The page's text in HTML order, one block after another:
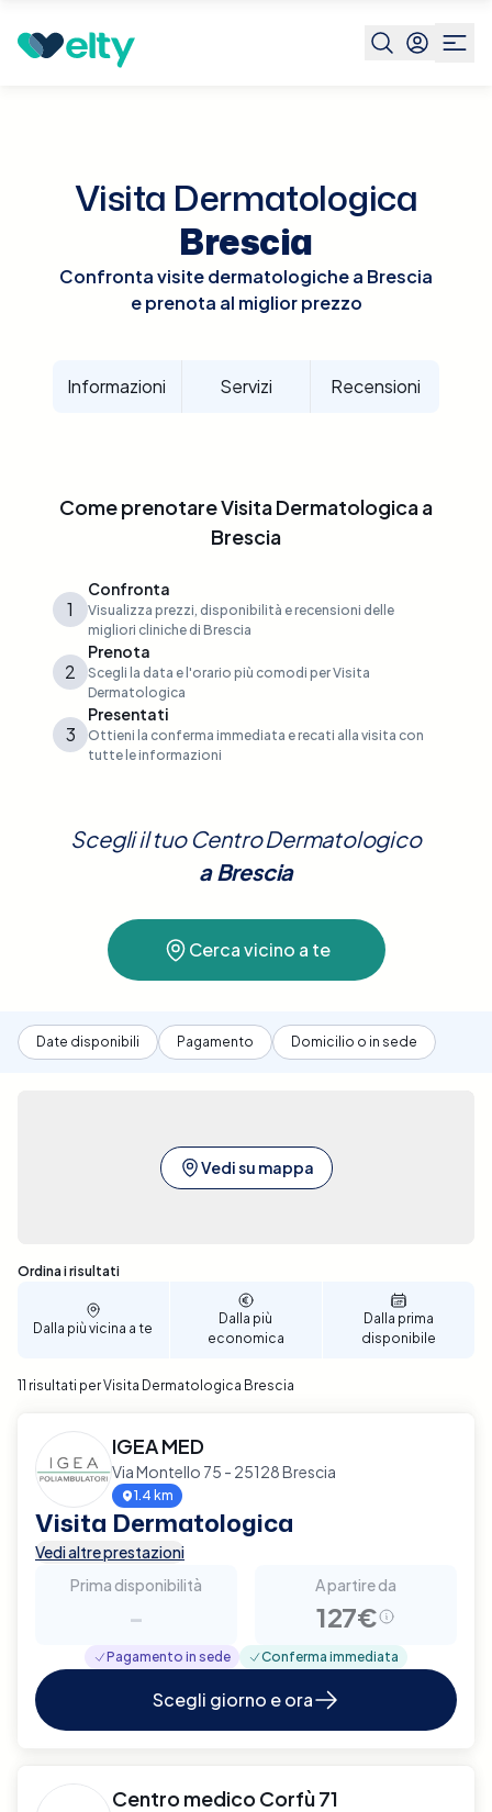
Prenota visita Brescia
Visita Dermatologica
Brescia
Confronta visite dermatologiche a Brescia
e prenota al miglior prezzo
Informazioni Servizi Recensioni
Come prenotareVisita Dermatologicaa
Brescia
1
Confronta
Visualizza prezzi, disponibilità e recensioni delle
migliori cliniche di Brescia
2
Prenota
Scegli la data e l'orario più comodi per Visita
Dermatologica
3
Presentati
Ottieni la conferma immediata e recati alla visita con
tutte le informazioni
Scegli il tuo Centro Dermatologico
aBrescia
Cerca vicino a te
Date disponibili Pagamento Domicilio o in sede
Vedi su mappa
Sono stati trovati 11 risultati
Ordina i risultati
Dalla più vicina a te
Dalla più
economica
Dalla prima
disponibile
11 risultati per Visita Dermatologica Brescia
IGEA MED
Via Montello 75 - 25128 Brescia
1.4 km
Visita Dermatologica
Vedi altre prestazioni
Prima disponibilità
-
A partire da
127€
Pagamento in sede Conferma immediata
Scegli giorno e ora
Centro medico Corfù 71